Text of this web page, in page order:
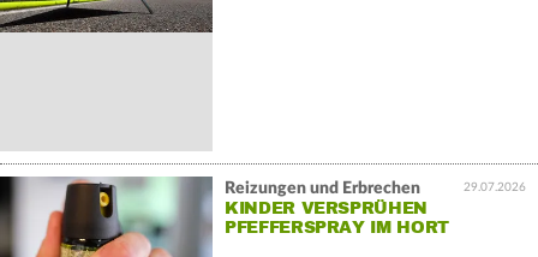
29.07.2026
Reizungen und Erbrechen
KINDER VERSPRÜHEN
PFEFFERSPRAY IM HORT